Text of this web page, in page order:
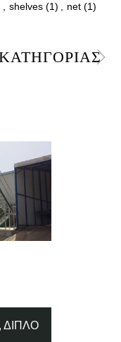
, shelves (1) , net (1)